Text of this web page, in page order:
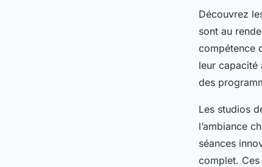
Découvrez
sont au
compétence
leur capacité
des
Les studios
l’ambiance
séances
complet. Ces